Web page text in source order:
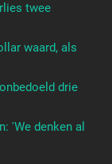
twee
waard, als
drie
'We denken al